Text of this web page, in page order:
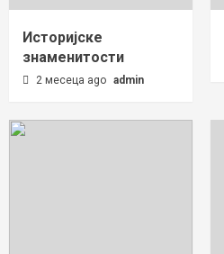
Историјске
знаменитости
2 месеца ago admin